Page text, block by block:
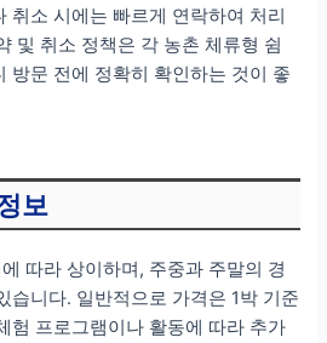
취소 시에는 빠르게 연락하여 처리
및 취소 정책은 각 농촌 체류형 쉼
방문 전에 정확히 확인하는 것이 좋
보
따라 상이하며, 주중과 주말의 경
습니다. 일반적으로 가격은 1박 기준
험 프로그램이나 활동에 따라 추가